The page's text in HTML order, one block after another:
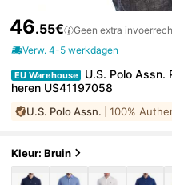
46.55€
Geen extra
Verw. 4-5 werkdagen
EU Warehouse
U.S. Polo Assn.
heren US41197058
U.S. Polo Assn. 100%
Kleur: Bruin